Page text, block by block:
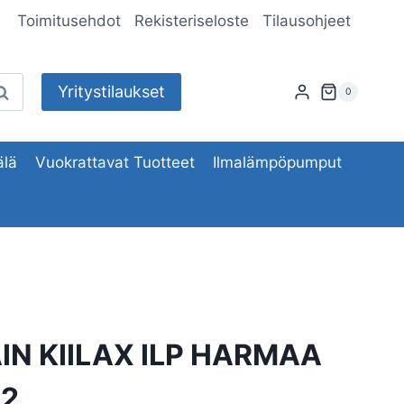
Toimitusehdot Rekisteriseloste Tilausohjeet
Yritystilaukset 0
Vuokrattavat Tuotteet Ilmalämpöpumput
KIILAX ILP HARMAA